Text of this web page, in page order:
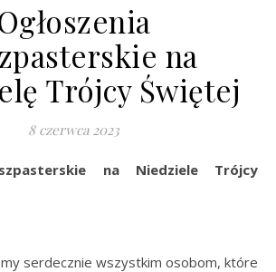
na
Trójcy Świętej
8 czerwca 2023
wszystkim osobom, które